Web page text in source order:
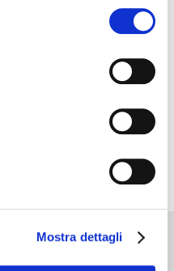
Mostra dettagli